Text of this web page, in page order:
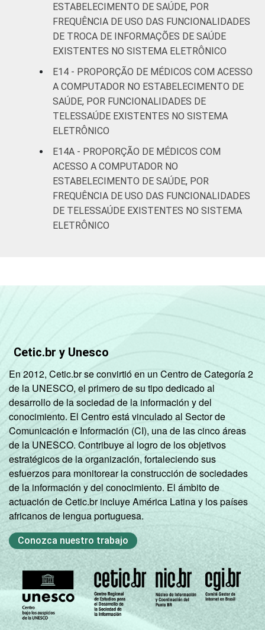
ESTABELECIMENTO DE SAÚDE, POR
FREQUÊNCIA DE USO DAS FUNCIONALIDADES
DE TROCA DE INFORMAÇÕES DE SAÚDE
EXISTENTES NO SISTEMA ELETRÔNICO
E14 - PROPORÇÃO DE MÉDICOS COM ACESSO
A COMPUTADOR NO ESTABELECIMENTO DE
SAÚDE, POR FUNCIONALIDADES DE
TELESSAÚDE EXISTENTES NO SISTEMA
ELETRÔNICO
E14A - PROPORÇÃO DE MÉDICOS COM
ACESSO A COMPUTADOR NO
ESTABELECIMENTO DE SAÚDE, POR
FREQUÊNCIA DE USO DAS FUNCIONALIDADES
DE TELESSAÚDE EXISTENTES NO SISTEMA
ELETRÔNICO
Cetic.br y Unesco
En 2012, Cetic.br se convirtió en un Centro de Categoría 2
de la UNESCO, el primero de su tipo dedicado al
desarrollo de la sociedad de la información y del
conocimiento. El Centro está vinculado al Sector de
Comunicación e Información (CI), una de las cinco áreas
de la UNESCO. Contribuye al logro de los objetivos
estratégicos de la organización, fortaleciendo sus
esfuerzos para monitorear la construcción de sociedades
de la información y del conocimiento. El ámbito de
actuación de Cetic.br incluye América Latina y los países
africanos de lengua portuguesa.
Conozca nuestro trabajo